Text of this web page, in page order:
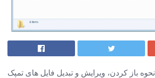
نحوه باز کردن، ویرایش و تبدیل فایل های تمپک